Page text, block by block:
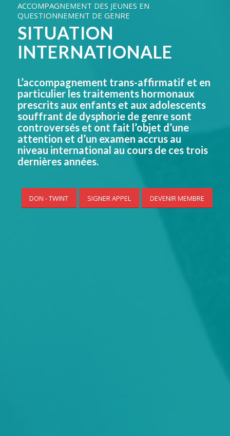
ACCOMPAGNEMENT DES JEUNES EN
QUESTIONNEMENT DE GENRE
SITUATION
INTERNATIONALE
L’accompagnement trans-affirmatif et en
particulier les traitements hormonaux
prescrits aux enfants et aux adolescents
souffrant de dysphorie de genre sont
controversés et ont fait l’objet d’une
attention et d’un examen accrus au
niveau international au cours de ces trois
dernières années.
DON - TWINT SIGNER APPEL DEVENIR MEMBRE